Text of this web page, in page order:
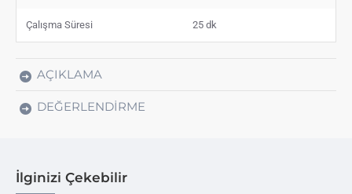
Çalışma Süresi 25 dk
AÇIKLAMA
DEĞERLENDIRME
İlginizi Çekebilir